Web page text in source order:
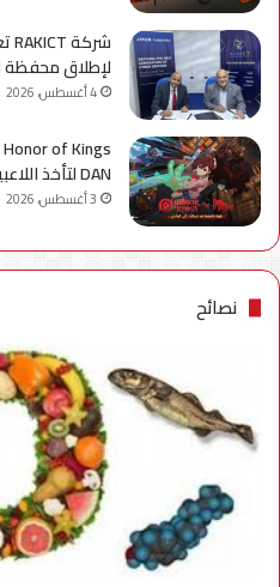
لإطلاق محفظة
4 أغسطس، 2026
DAN لتأخذ اللاعبين إلى عالم الظواهر الخارقة
3 أغسطس، 2026
نصائح